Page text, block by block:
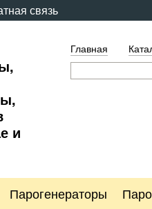
связь
и
Главная
Парогенераторы